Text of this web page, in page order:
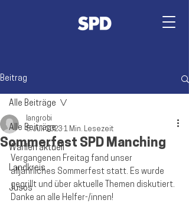
Beitrag
Alle Beiträge
Wahlen aktuell
Landkreis
Jusos
Alle Beiträge
Sommerfest SPD Manching
langrobi
5. Juli 2023 1 Min. Lesezeit
Vergangenen Freitag fand unser
alljährliches Sommerfest statt. Es wurde
gegrillt und über aktuelle Themen diskutiert.
Danke an alle Helfer-/innen!